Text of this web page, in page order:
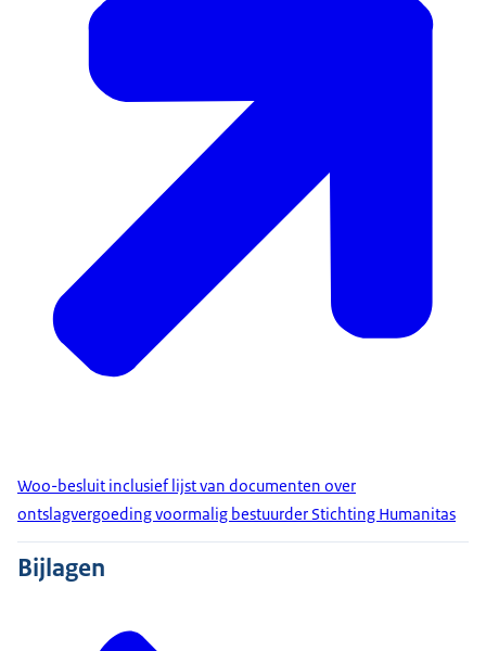
Woo-besluit inclusief lijst van documenten over
ontslagvergoeding voormalig bestuurder Stichting Humanitas
Bijlagen